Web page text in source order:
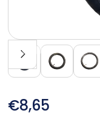
€8,65